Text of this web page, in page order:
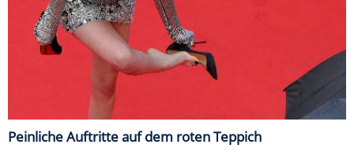
Peinliche Auftritte auf dem roten Teppich